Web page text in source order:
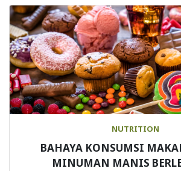
NUTRITION
BAHAYA KONSUMSI
MINUMAN MANIS